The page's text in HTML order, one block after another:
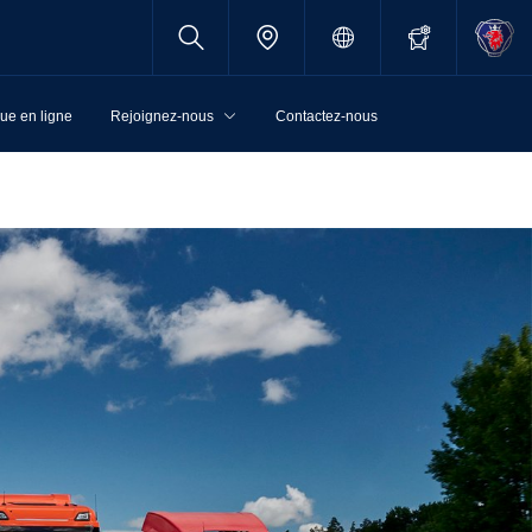
en ligne Rejoignez-nous Contactez-nous